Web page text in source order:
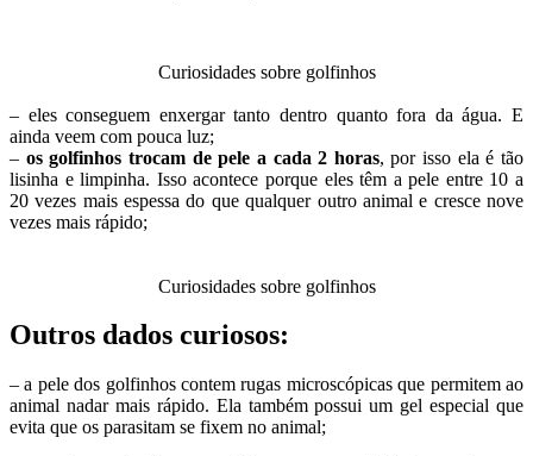
Curiosidades sobre golfinhos
– eles conseguem enxergar tanto dentro quanto fora da água. E
ainda veem com pouca luz;
– os golfinhos trocam de pele a cada 2 horas, por isso ela é tão
lisinha e limpinha. Isso acontece porque eles têm a pele entre 10 a
20 vezes mais espessa do que qualquer outro animal e cresce nove
vezes mais rápido;
Curiosidades sobre golfinhos
Outros dados curiosos:
– a pele dos golfinhos contem rugas microscópicas que permitem ao
animal nadar mais rápido. Ela também possui um gel especial que
evita que os parasitam se fixem no animal;